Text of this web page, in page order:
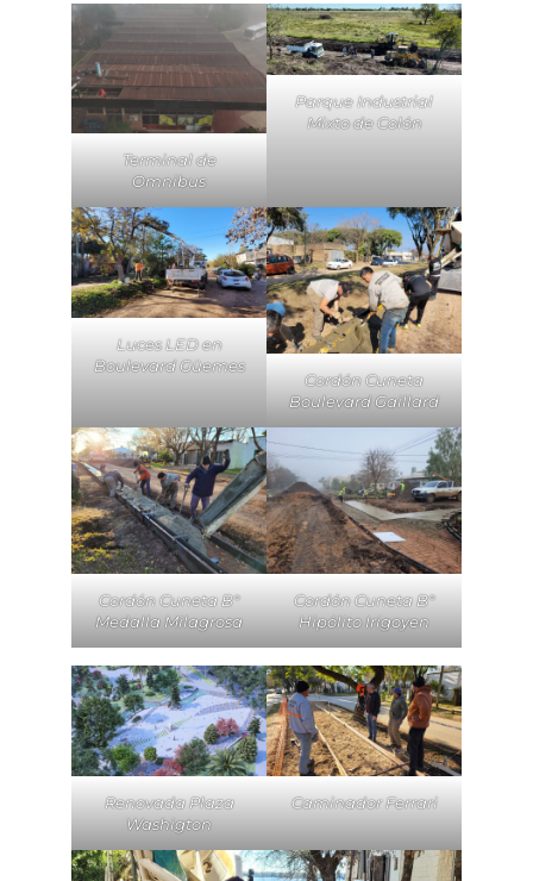
Terminal de
Omnibus
Parque Industrial
Mixto de Colón
Luces LED en
Boulevard Güemes
Cordón Cuneta
Boulevard Gaillard
Cordón Cuneta B°
Medalla Milagrosa
Cordón Cuneta B°
Hipólito Irigoyen
Renovada Plaza
Washigton
Caminador Ferrari